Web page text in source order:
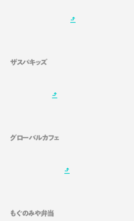
ザスパキッズ
グローバルカフェ
もぐのみや弁当